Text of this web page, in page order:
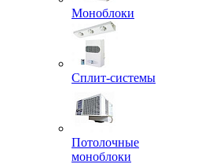
Моноблоки
Сплит-системы
Потолочные
моноблоки